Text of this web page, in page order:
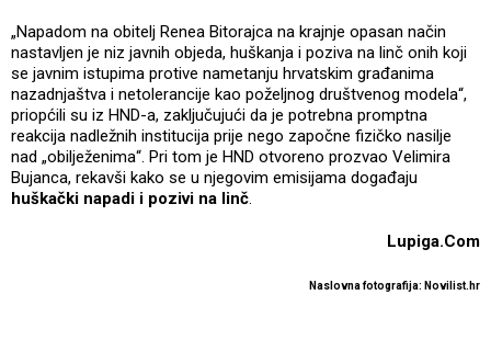
„Napadom na obitelj Renea Bitorajca na krajnje opasan način
nastavljen je niz javnih objeda, huškanja i poziva na linč onih koji
se javnim istupima protive nametanju hrvatskim građanima
nazadnjaštva i netolerancije kao poželjnog društvenog modela“,
priopćili su iz HND-a, zaključujući da je potrebna promptna
reakcija nadležnih institucija prije nego započne fizičko nasilje
nad „obilježenima“. Pri tom je HND otvoreno prozvao Velimira
Bujanca, rekavši kako se u njegovim emisijama događaju
huškački napadi i pozivi na linč.
Lupiga.Com
Naslovna fotografija: Novilist.hr